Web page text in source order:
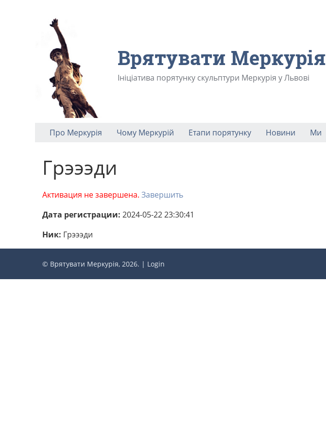
Врятувати Меркурія
Ініціатива порятунку скульптури Меркурія у Львові
Про Меркурія Чому Меркурій Етапи порятунку Новини Ми
Грэээди
Активация не завершена. Завершить
Дата регистрации: 2024-05-22 23:30:41
Ник: Грэээди
© Врятувати Меркурія, 2026. | Login